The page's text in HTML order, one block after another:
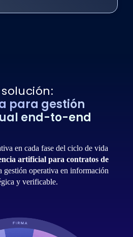
solución:
para gestión
end-to-end
en cada fase del ciclo de vida
artificial para contratos de
gestión operativa en información
y verificable.